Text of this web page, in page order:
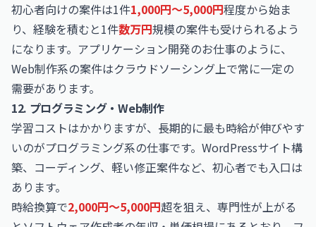
初心者向けの案件は1件1,000円〜5,000円程度から始ま
り、経験を積むと1件数万円規模の案件も受けられるよう
になります。 アプリケーション開発のお仕事のように、
Web制作系の案件はクラウドソーシング上で常に一定の
需要があります。
12. プログラミング・Web制作
学習コストはかかりますが、長期的に最も時給が伸びやす
いのがプログラミング系の仕事です。WordPressサイト構
築、コーディング、軽い修正案件など、初心者でも入口は
あります。
時給換算で2,000円〜5,000円超を狙え、専門性が上がる